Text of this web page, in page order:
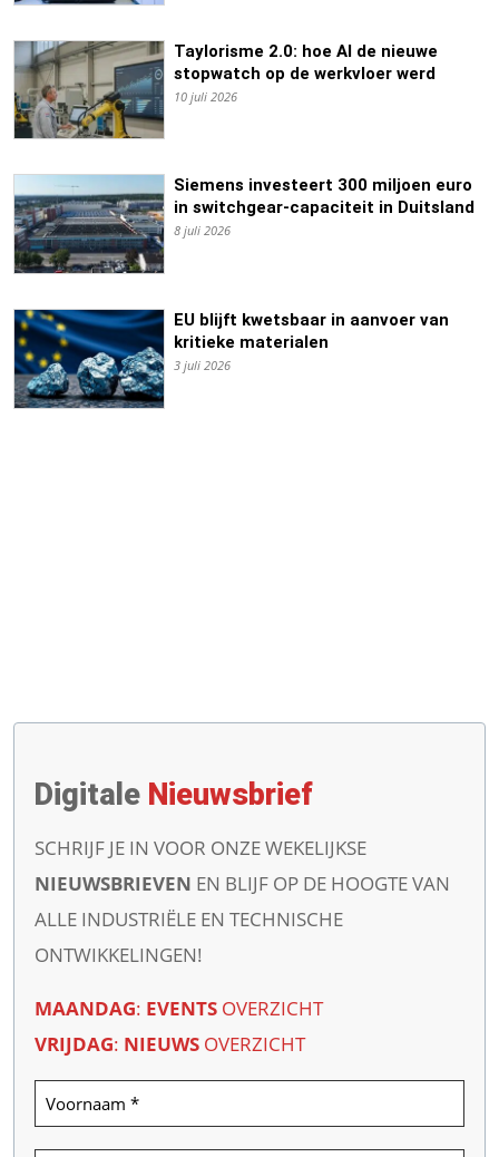
Taylorisme 2.0: hoe AI de nieuwe
stopwatch op de werkvloer werd
10 juli 2026
Siemens investeert 300 miljoen euro
in switchgear-capaciteit in Duitsland
8 juli 2026
EU blijft kwetsbaar in aanvoer van
kritieke materialen
3 juli 2026
Digitale Nieuwsbrief
SCHRIJF JE IN VOOR ONZE WEKELIJKSE
NIEUWSBRIEVEN EN BLIJF OP DE HOOGTE VAN
ALLE INDUSTRIËLE EN TECHNISCHE
ONTWIKKELINGEN!
MAANDAG: EVENTS OVERZICHT
VRIJDAG: NIEUWS OVERZICHT